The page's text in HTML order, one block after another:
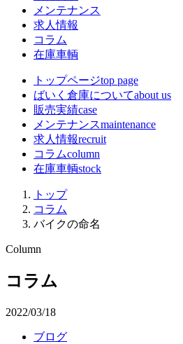
メンテナンス
求人情報
コラム
在庫車輌
トップページtop page
ばいく倉庫についてabout us
販売実績case
メンテナンスmaintenance
求人情報recruit
コラムcolumn
在庫車輌stock
トップ
コラム
バイクの命名
Column
コラム
2022/03/18
ブログ